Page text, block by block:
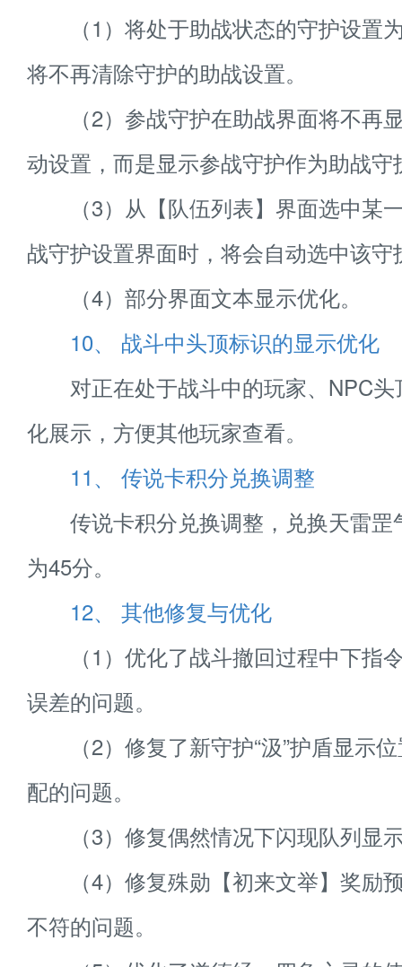
（1）将处于助战状态的守护设置
将不再清除守护的助战设置。
（2）参战守护在助战界面将不再
动设置，而是显示参战守护作为助战守
（3）从【队伍列表】界面选中某
战守护设置界面时，将会自动选中该守
（4）部分界面文本显示优化。
10、 战斗中头顶标识的显示优化
对正在处于战斗中的玩家、NPC头
化展示，方便其他玩家查看。
11、 传说卡积分兑换调整
传说卡积分兑换调整，兑换天雷罡
为45分。
12、 其他修复与优化
（1）优化了战斗撤回过程中下指
误差的问题。
（2）修复了新守护“汲”护盾显示位
配的问题。
（3）修复偶然情况下闪现队列显
（4）修复殊勋【初来文举】奖励
不符的问题。